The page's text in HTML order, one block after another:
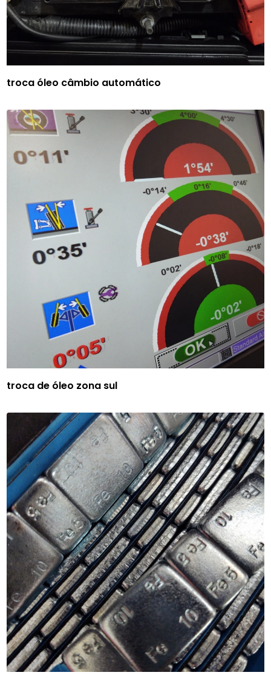
troca óleo câmbio automático
troca de óleo zona sul